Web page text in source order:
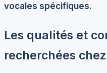
vocales spécifiques.
Les qualités et
recherchées